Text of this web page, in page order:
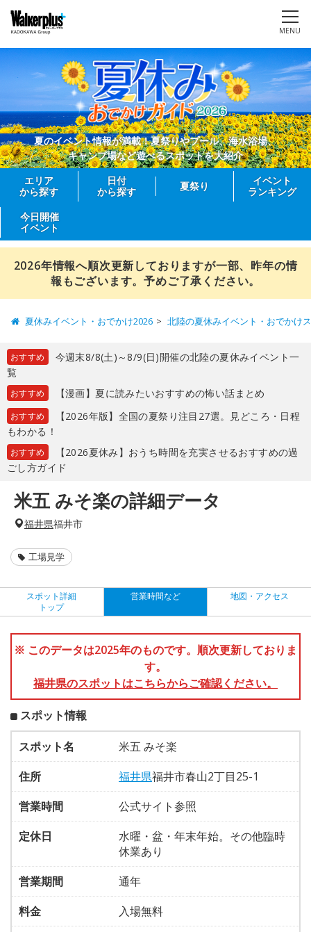
MENU
夏のイベント情報が満載！夏祭りやプール、海水浴場、
キャンプ場など遊べるスポットを大紹介
エリア
から探す
日付
から探す
夏祭り
イベント
ランキング
今日開催
イベント
2026年情報へ順次更新しておりますが一部、昨年の情
報もございます。予めご了承ください。
夏休みイベント・おでかけ2026 北陸の夏休みイベント・おでかけ
おすすめ
今週末8/8(土)～8/9(日)開催の北陸の夏休みイベント一
覧
おすすめ 【漫画】夏に読みたいおすすめの怖い話まとめ
おすすめ
【2026年版】全国の夏祭り注目27選。見どころ・日程
もわかる！
おすすめ
【2026夏休み】おうち時間を充実させるおすすめの過
ごし方ガイド
米五 みそ楽の詳細データ
福井県福井市
工場見学
スポット詳細
トップ
営業時間など 地図・アクセス
※ このデータは2025年のものです。順次更新しておりま
す。
福井県のスポットはこちらからご確認ください。
スポット情報
スポット名
米五 みそ楽
住所
福井県福井市春山2丁目25-1
営業時間
公式サイト参照
定休日
水曜・盆・年末年始。その他臨時
休業あり
営業期間
通年
料金
入場無料